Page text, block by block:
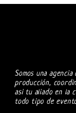
Somos una
producción,
asi tu aliado en la
todo tipo de